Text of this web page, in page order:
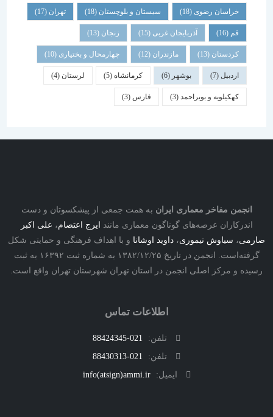
خراسان رضوی(18) سیستان و بلوچستان(18) تهران
آذربایجان غربی(15) زنجان
کردستان(13) مازندران(12) چهارمحال و بختیاری (10)
بوشهر کرمانشاه(5) لرستان (4)
کهکیلویه و بویراحمد(3) فارس
مفاخر معماری ایرانبه همت جمعی از پیشکسوتان و دست
عرصه‌های گوناگون معماری مانندایرج اعتصام،علی اکبر
،سیاوش تیموری،داوید اوشانا و با اهداف فرهنگی و حمایتی شکل
گرفته‌است. انجمن در تاریخ ۱۳۸۲/۱۲/۲۵ به شماره ثبت ۱۶۳۹۲ به ثبت
و مرکز اصلی انجمن در استان تهران شهرستان تهران واقع است.
اطلاعات تماس
تلفن:
021-88424345
تلفن:
021-88430313
ایمیل:
info(atsign)ammi.ir